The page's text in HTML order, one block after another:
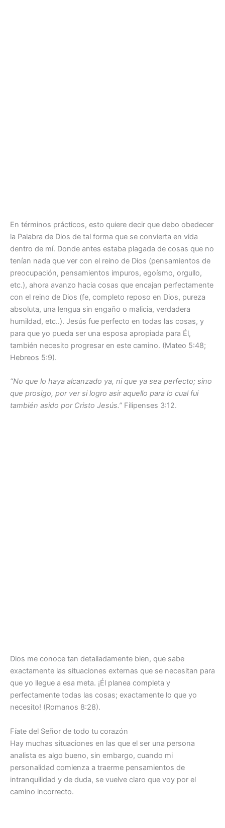
En términos prácticos, esto quiere decir que debo obedecer
la Palabra de Dios de tal forma que se convierta en vida
dentro de mí. Donde antes estaba plagada de cosas que no
tenían nada que ver con el reino de Dios (pensamientos de
preocupación, pensamientos impuros, egoísmo, orgullo,
etc.), ahora avanzo hacia cosas que encajan perfectamente
con el reino de Dios (fe, completo reposo en Dios, pureza
absoluta, una lengua sin engaño o malicia, verdadera
humildad, etc..). Jesús fue perfecto en todas las cosas, y
para que yo pueda ser una esposa apropiada para Él,
también necesito progresar en este camino. (Mateo 5:48;
Hebreos 5:9).
“No que lo haya alcanzado ya, ni que ya sea perfecto; sino
que prosigo, por ver si logro asir aquello para lo cual fui
también asido por Cristo Jesús.” Filipenses 3:12.
Dios me conoce tan detalladamente bien, que sabe
exactamente las situaciones externas que se necesitan para
que yo llegue a esa meta. ¡Él planea completa y
perfectamente todas las cosas; exactamente lo que yo
necesito! (Romanos 8:28).
Fíate del Señor de todo tu corazón
Hay muchas situaciones en las que el ser una persona
analista es algo bueno, sin embargo, cuando mi
personalidad comienza a traerme pensamientos de
intranquilidad y de duda, se vuelve claro que voy por el
camino incorrecto.